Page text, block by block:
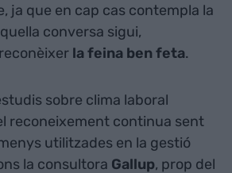
ja que en cap cas contempla la
conversa sigui,
la feina ben feta.
sobre clima laboral
reconeixement continua sent
utilitzades en la gestió
la consultora Gallup, prop del